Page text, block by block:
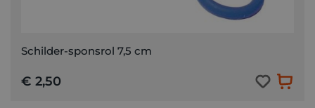
Schilder-sponsrol 7,5 cm
€ 2,50